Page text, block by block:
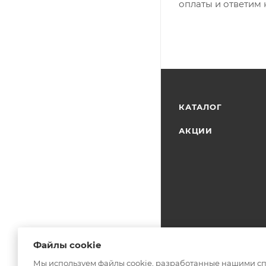
оплаты и ответим
КАТАЛОГ
АКЦИИ
Файлы cookie
Мы используем файлы cookie, разработанные нашими
Файлы cookie
Мы используем файлы cookie, разработанные нашими